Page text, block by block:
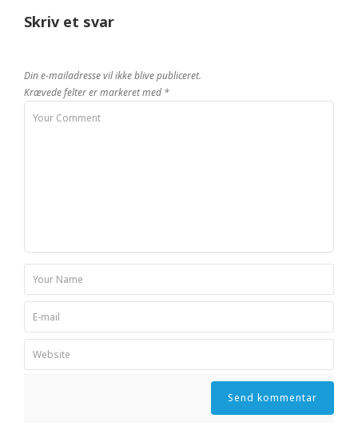
Skriv et svar
Din e-mailadresse vil ikke blive publiceret.
Krævede felter er markeret med *